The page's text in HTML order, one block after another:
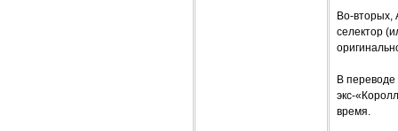
Во-вторых,
селектор
В переводе
экс-
время.